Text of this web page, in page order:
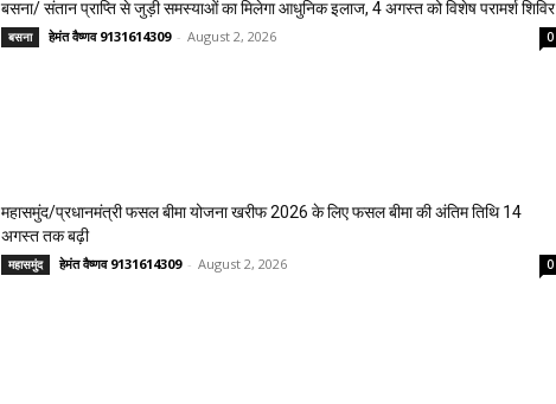
बसना/ संतान प्राप्ति से जुड़ी समस्याओं का मिलेगा आधुनिक इलाज, 4 अगस्त को विशेष परामर्श शिविर
बसना हेमंत वैष्णव 9131614309 - August 2, 2026 0
महासमुंद/प्रधानमंत्री फसल बीमा योजना खरीफ 2026 के लिए फसल बीमा की अंतिम तिथि 14
अगस्त तक बढ़ी
महासमुंद हेमंत वैष्णव 9131614309 - August 2, 2026 0